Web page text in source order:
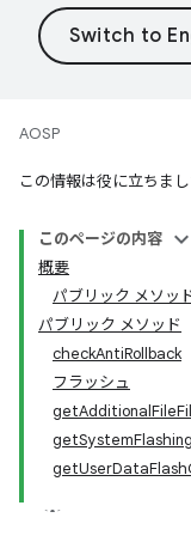
AOSP
この情報は役に立ちま
このページの内容
概要
パブリック メソッ
パブリック メソッド
checkAntiRollback
フラッシュ